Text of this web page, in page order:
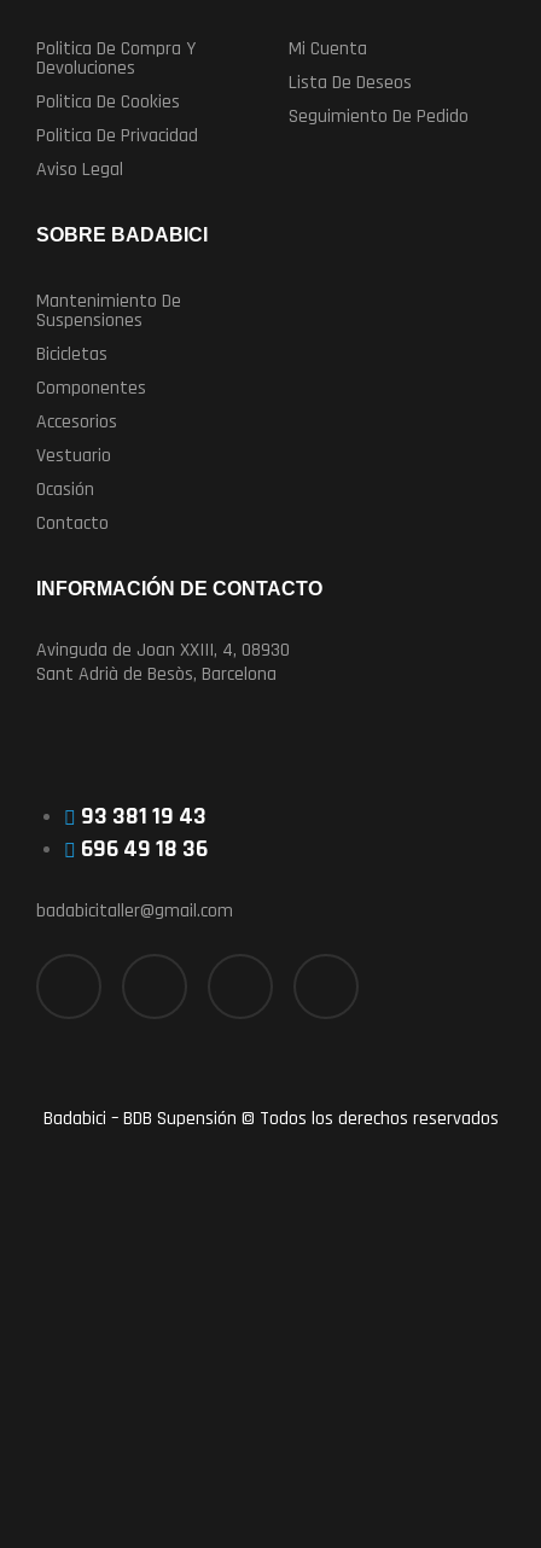
Politica De Compra Y
Devoluciones
Politica De Cookies
Politica De Privacidad
Aviso Legal
Mi Cuenta
Lista De Deseos
Seguimiento De Pedido
SOBRE BADABICI
Mantenimiento De
Suspensiones
Bicicletas
Componentes
Accesorios
Vestuario
Ocasión
Contacto
INFORMACIÓN DE CONTACTO
Avinguda de Joan XXIII, 4, 08930
Sant Adrià de Besòs, Barcelona
93 381 19 43
696 49 18 36
badabicitaller@gmail.com
Badabici – BDB Supensión © Todos los derechos reservados